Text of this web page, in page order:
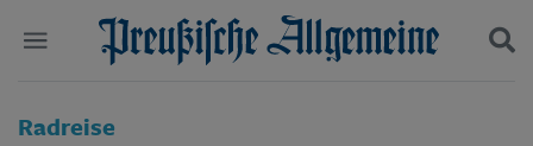
Suchen und finden
Radreise